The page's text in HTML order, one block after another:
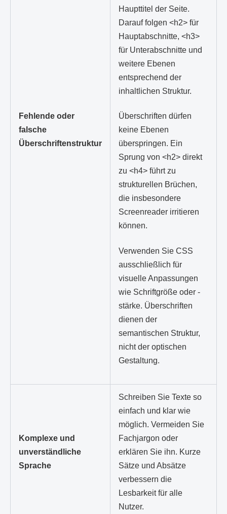
Fehlende oder
falsche
Überschriftenstruktur
Haupttitel der Seite.
Darauf folgen <h2> für
Hauptabschnitte, <h3>
für Unterabschnitte und
weitere Ebenen
entsprechend der
inhaltlichen Struktur.
Überschriften dürfen
keine Ebenen
überspringen. Ein
Sprung von <h2> direkt
zu <h4> führt zu
strukturellen Brüchen,
die insbesondere
Screenreader irritieren
können.
Verwenden Sie CSS
ausschließlich für
visuelle Anpassungen
wie Schriftgröße oder -
stärke. Überschriften
dienen der
semantischen Struktur,
nicht der optischen
Gestaltung.
Komplexe und
unverständliche
Sprache
Schreiben Sie Texte so
einfach und klar wie
möglich. Vermeiden Sie
Fachjargon oder
erklären Sie ihn. Kurze
Sätze und Absätze
verbessern die
Lesbarkeit für alle
Nutzer.